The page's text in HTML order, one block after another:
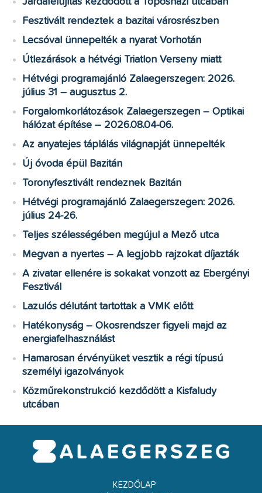
Fesztivált rendeztek a bazitai városrészben
Lecsóval ünnepelték a nyarat Vorhotán
Útlezárások a hétvégi Triatlon Verseny miatt
Hétvégi programajánló Zalaegerszegen: 2026.
július 31 – augusztus 2.
Forgalomkorlátozások Zalaegerszegen – Optikai
hálózat építése – 2026.08.04-06.
Az anyatejes táplálás világnapját ünnepelték
Új óvoda épül Bazitán
Toronyfesztivált rendeznek Bazitán
Hétvégi programajánló Zalaegerszegen: 2026.
július 24-26.
Teljes szélességében megújul a Mező utca
Megvan a nyertes – A legjobb rajzokat díjazták
A zivatar ellenére is sokakat vonzott az Ebergényi
Fesztivál
Lazulós délutánt tartottak a VMK előtt
Hatékonyság – Okosrendszer figyeli majd az
energiafelhasználást
Hamarosan érvényüket vesztik a régi típusú
személyi igazolványok
Közműrekonstrukció kezdődött a Kisfaludy
utcában
KEZDŐLAP